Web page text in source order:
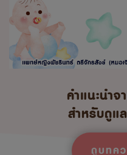
คำแนะนำ
สำหรับดูแ
ดูบทค